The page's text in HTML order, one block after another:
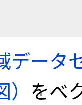
データ
をベ